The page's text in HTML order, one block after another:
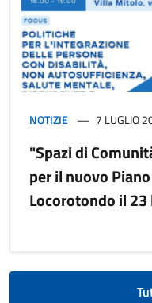
NOTIZIE 7 LUGLIO
"Spazi di
per il nuovo
Locorotondo il